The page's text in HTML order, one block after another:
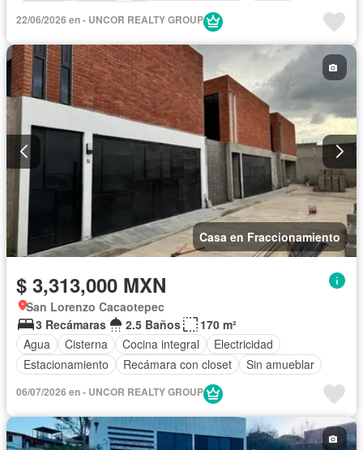
22/06/2026 en - UNCOR REALTY GROUP
Casa en Fraccionamiento
$ 3,313,000 MXN
San Lorenzo Cacaotepec
3 Recámaras
2.5 Baños
170 m²
Agua
Cisterna Cocina integral
Electricidad
Estacionamiento
Recámara con closet Sin amueblar
06/07/2026 en - UNCOR REALTY GROUP